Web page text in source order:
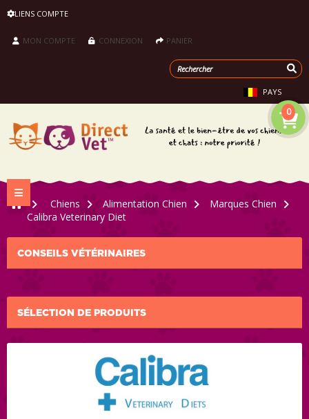
LIENS COMPTE
MON COMPTE CONNEXION PANIER
PAYS
0
Navigation bascule
>
Chiens > Alimentation Chien >
Marques Chien
Calibra Veterinary Diet
CONSEILS VÉTÉRINAIRES
SÉLECTION DE PRODUITS